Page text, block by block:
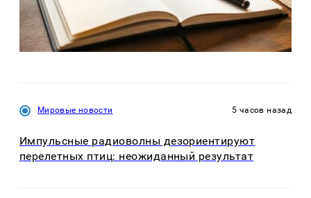
Мировые новости 5 часов назад
Импульсные радиоволны дезориентируют
перелетных птиц: неожиданный результат